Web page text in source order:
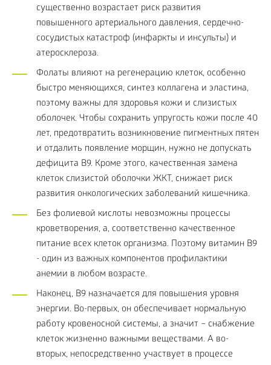
существенно возрастает риск развития
повышенного артериального давления, сердечно-
сосудистых катастроф (инфаркты и инсульты) и
атеросклероза.
Фолаты влияют на регенерацию клеток, особенно
быстро меняющихся, синтез коллагена и эластина,
поэтому важны для здоровья кожи и слизистых
оболочек. Чтобы сохранить упругость кожи после 40
лет, предотвратить возникновение пигментных пятен
и отдалить появление морщин, нужно не допускать
дефицита B9. Кроме этого, качественная замена
клеток слизистой оболочки ЖКТ, снижает риск
развития онкологических заболеваний кишечника.
Без фолиевой кислоты невозможны процессы
кроветворения, а, соответственно качественное
питание всех клеток организма. Поэтому витамин В9
- один из важных компонентов профилактики
анемии в любом возрасте.
Наконец, B9 назначается для повышения уровня
энергии. Во-первых, он обеспечивает нормальную
работу кровеносной системы, а значит – снабжение
клеток жизненно важными веществами. А во-
вторых, непосредственно участвует в процессе